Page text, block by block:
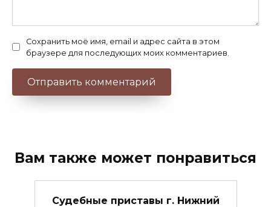
Сохранить моё имя, email и адрес сайта в этом
браузере для последующих моих комментариев.
Вам также может понравиться
Судебные приставы г. Нижний